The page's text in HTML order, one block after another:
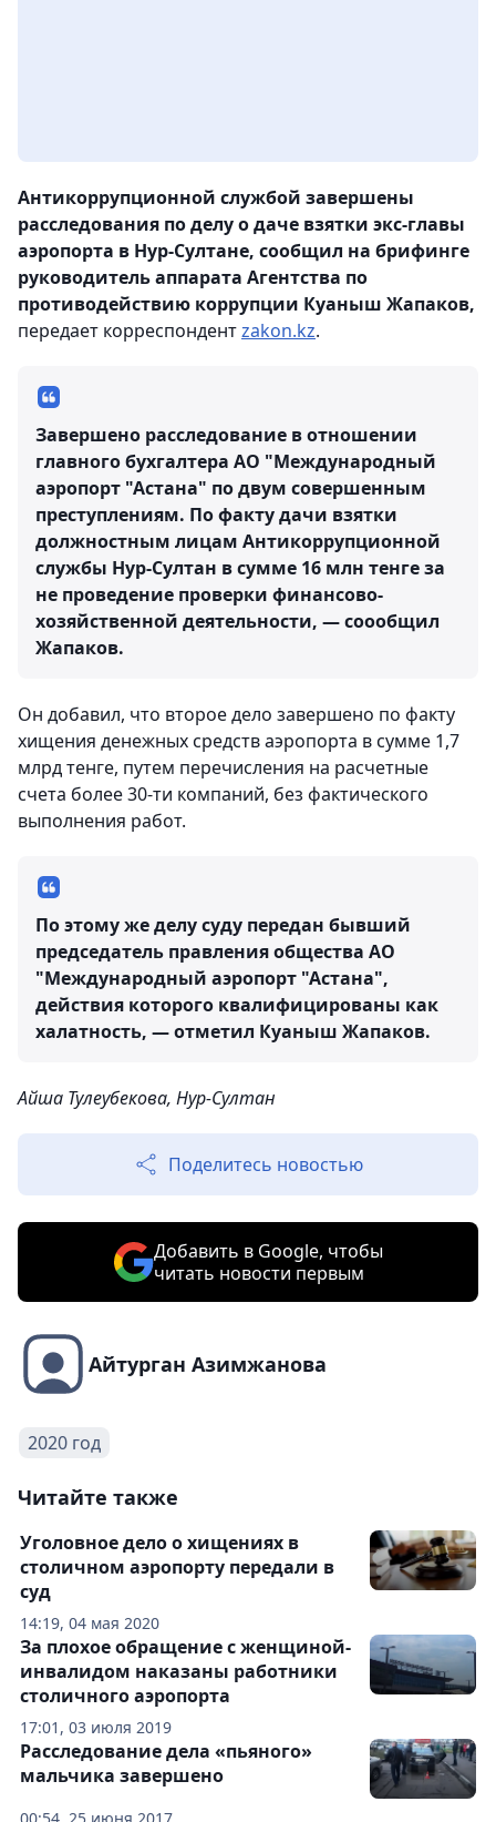
Антикоррупционной службой завершены
расследования по делу о даче взятки экс-главы
аэропорта в Нур-Султане, сообщил на брифинге
руководитель аппарата Агентства по
противодействию коррупции Куаныш Жапаков,
передает корреспондентzakon.kz.
Завершено расследование в отношении
главного бухгалтера АО "Международный
аэропорт "Астана" по двум совершенным
преступлениям. По факту дачи взятки
должностным лицам Антикоррупционной
службы Нур-Султан в сумме 16 млн тенге за
не проведение проверки финансово-
хозяйственной деятельности, — соообщил
Жапаков.
Он добавил, что второе дело завершено по факту
хищения денежных средств аэропорта в сумме 1,7
млрд тенге, путем перечисления на расчетные
счета более 30-ти компаний, без фактического
выполнения работ.
По этому же делу суду передан бывший
председатель правления общества АО
"Международный аэропорт "Астана",
действия которого квалифицированы как
халатность, — отметил Куаныш Жапаков.
Айша Тулеубекова, Нур-Султан
Поделитесь новостью
Добавить в Google, чтобы
читать новости первым
Айтурган Азимжанова
2020 год
Читайте также
14:19, 04 мая 2020
Уголовное дело о хищениях в
столичном аэропорту передали в
суд
17:01, 03 июля 2019
За плохое обращение с женщиной-
инвалидом наказаны работники
столичного аэропорта
Расследование дела «пьяного»
мальчика завершено